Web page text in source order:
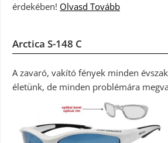
érdekében! Olvasd Tovább
Arctica S-148 C
A zavaró, vakító fények minden
életünk, de minden problémára